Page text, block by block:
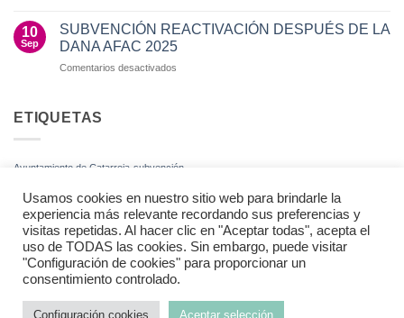
CAIXA”,
para
CONCEDIDA
POR
LA
DE
MUTUA
AUTOAYUDA
RELACIONADOS
CON
LA
MEJORA
DE
LA
10
Sep
SUBVENCIÓN REACTIVACIÓN DESPUÉS DE LA
DANA AFAC 2025
Comentarios desactivados
ETIQUETAS
Ayuntamiento de Catarroja subvención
AVISO LEGAL POLITICA DE PRIVACIDAD
Copyright 2026 ©AFAC
Usamos cookies en nuestro sitio web para brindarle la
experiencia más relevante recordando sus preferencias y
visitas repetidas. Al hacer clic en "Aceptar todas", acepta el
uso de TODAS las cookies. Sin embargo, puede visitar
"Configuración de cookies" para proporcionar un
consentimiento controlado.
Configuración cookies Aceptar selección